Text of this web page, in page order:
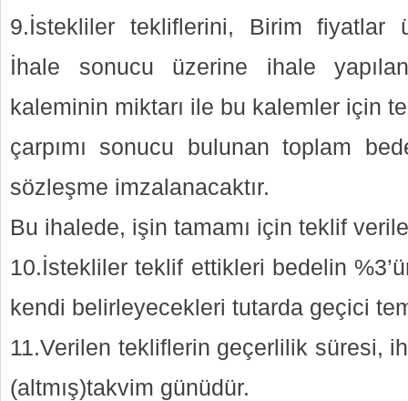
9.İstekliler tekliflerini, Birim fiyatlar
İhale sonucu üzerine ihale
kaleminin miktarı ile bu kalemler için
çarpımı sonucu bulunan toplam
sözleşme imzalanacaktır.
Bu ihalede, işin tamamı için teklif
10.İstekliler teklif ettikleri bedelin
kendi belirleyecekleri tutarda geçici
11.Verilen tekliflerin geçerlilik süresi,
(altmış)takvim günüdür.